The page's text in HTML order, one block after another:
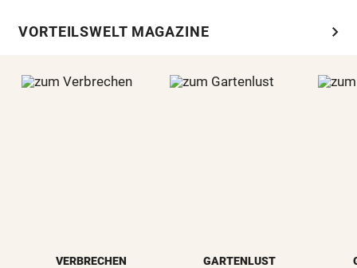
VORTEILSWELT MAGAZINE chevron_right
VERBRECHEN GARTENLUST